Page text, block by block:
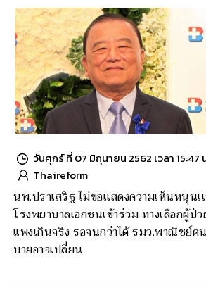
วันศุกร์ ที่ 07 มิถุนายน 2562 เวลา 15:47
Thaireform
นพ.ปราเสริฐ ไม่ขอเเสดงความเห็นหนุนเ
โรงพยาบาลเอกชนเข้าร่วม ทางเลือกผู้ป่
แพงเกินจริง รอจนกว่าได้ รมว.พาณิชย์ค
บายอาจเปลี่ยน